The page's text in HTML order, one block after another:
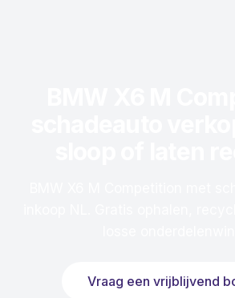
Vraag een vrijblijvend